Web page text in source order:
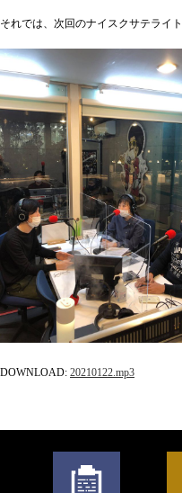
それでは、次回のナイスクサテライ
DOWNLOAD: 20210122.mp3